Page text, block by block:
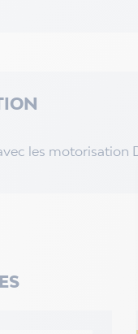
les motorisation